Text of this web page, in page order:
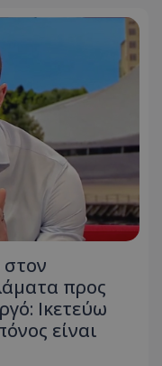
προς
Ικετεύω
είναι